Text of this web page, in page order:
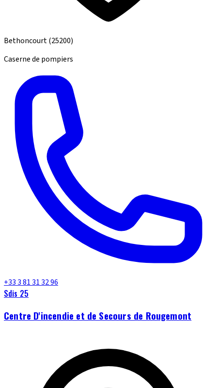
Bethoncourt(25200)
Caserne de pompiers
+33 3 81 31 32 96
Sdis 25
Centre D'incendie et de Secours de Rougemont